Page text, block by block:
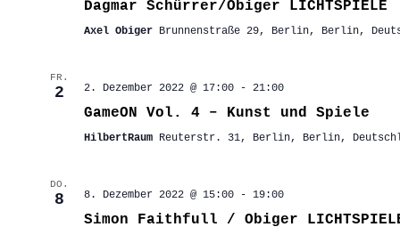
Dagmar Schürrer/Obiger LICHTSPIELE
Axel Obiger Brunnenstraße 29, Berlin, Berlin,
FR.
2 2. Dezember 2022 @ 17:00- 21:00
GameON Vol. 4 – Kunst und Spiele
HilbertRaum Reuterstr. 31, Berlin, Berlin,
DO.
8 8. Dezember 2022 @ 15:00- 19:00
Simon Faithfull / Obiger